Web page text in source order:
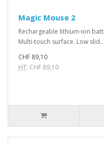
Magic Mouse 2
Rechargeable lithium-ion
Multi-touch surface. Low slid..
CHF 89,10
HT: CHF 89,10